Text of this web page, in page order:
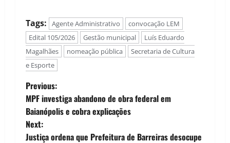
Tags: Agente Administrativo
convocação LEM
Edital 105/2026
Gestão municipal
Luís Eduardo
Magalhães
nomeação pública
Secretaria de Cultura
e Esporte
P
o
s
Previous:
MPF investiga abandono de obra federal em
Baianópolis e cobra explicações
Next:
Justiça ordena que Prefeitura de Barreiras desocupe